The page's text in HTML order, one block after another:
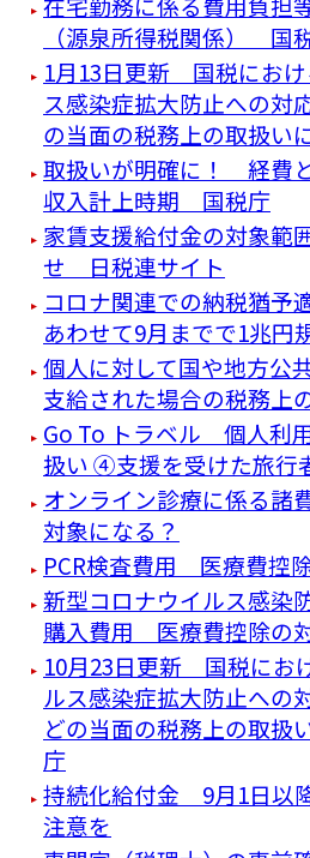
（源泉所得税関係） 国
1月13日更新 国税にお
ス感染症拡大防止への対
の当面の税務上の取扱
取扱いが明確に！ 経費
収入計上時期 国税庁
家賃支援給付金の対象範
せ 日税連サイト
コロナ関連での納税猶
あわせて9月までで1兆円
個人に対して国や地方公
支給された場合の税務上
Go To トラベル 個人利
扱い ④支援を受けた旅行
オンライン診療に係る
対象になる？
PCR検査費用 医療費控
新型コロナウイルス感染
購入費用 医療費控除の
10月23日更新 国税にお
ルス感染症拡大防止への
どの当面の税務上の取
庁
持続化給付金 9月1日以
注意を